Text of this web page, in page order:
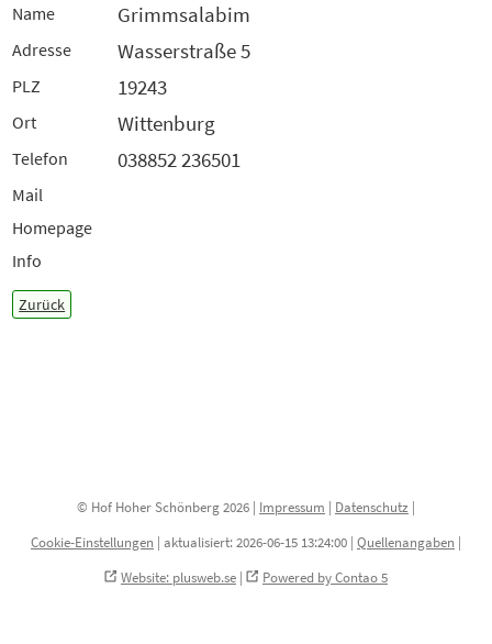
Name Grimmsalabim
Adresse Wasserstraße 5
PLZ 19243
Ort Wittenburg
Telefon 038852 236501
Mail
Homepage
Info
Zurück
© Hof Hoher Schönberg 2026 | Impressum | Datenschutz |
Cookie-Einstellungen | aktualisiert: 2026-06-15 13:24:00 | Quellenangaben |
Website: plusweb.se | Powered by Contao 5